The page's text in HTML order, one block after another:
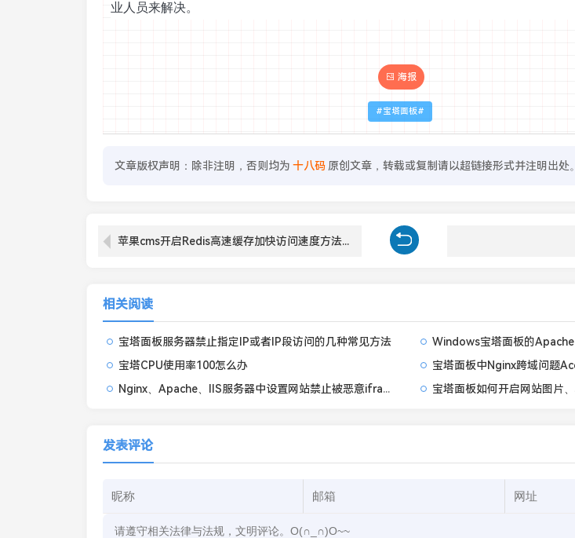
业人员来解决。
海报
宝塔面板
文章版权声明：除非注明，否则均为 十八码 原创文章，转载或复制请以超链接形式并注明出处。
苹果cms开启Redis高速缓存加快访问速度方法教程
相关阅读
宝塔面板服务器禁止指定IP或者IP段访问的几种常见方法
宝塔CPU使用率100怎么办
Nginx、Apache、IIS服务器中设置网站禁止被恶意iframe框架引用或镜像
发表评论